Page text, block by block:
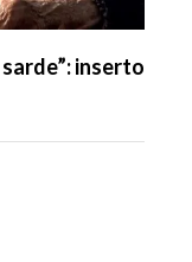
inserto